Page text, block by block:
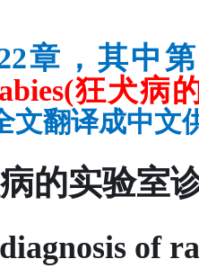
章，其中
狂犬病
文翻译成中文
的实验室
of